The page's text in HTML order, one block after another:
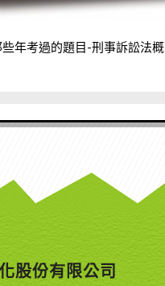
年考過的題目-刑事訴訟法概
股份有限公司